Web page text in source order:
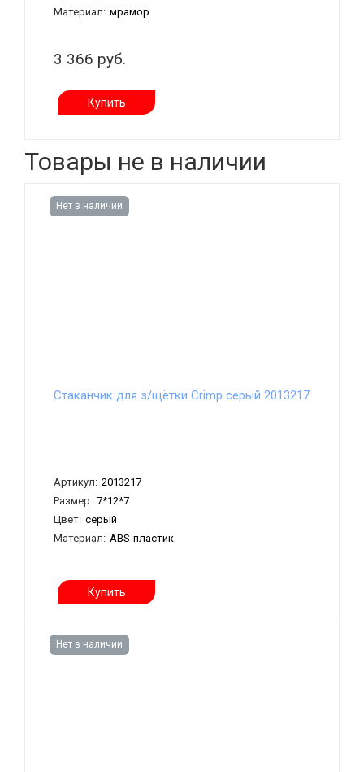
Материал: мрамор
3 366 руб.
Купить
Товары не в наличии
Нет в наличии
Стаканчик для з/щётки Crimp серый 2013217
Артикул: 2013217
Размер: 7*12*7
Цвет: серый
Материал: ABS-пластик
Купить
Нет в наличии